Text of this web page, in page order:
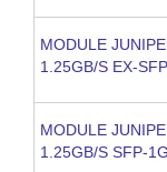
MODULE
1.25GB/S EX-
MODULE
1.25GB/S SFP-